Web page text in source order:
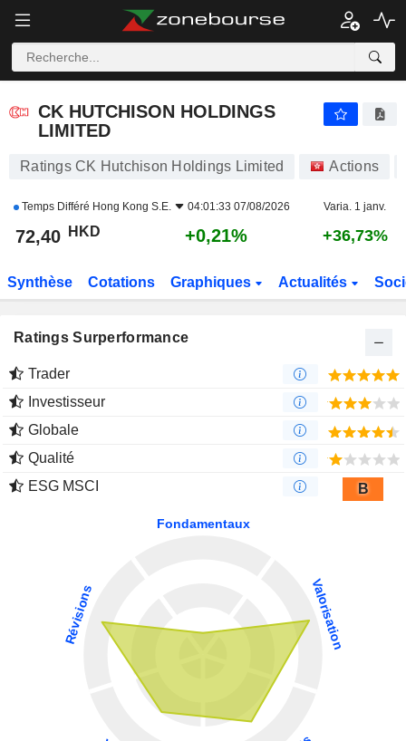
CK HUTCHISON HOLDINGS
LIMITED
Ratings CK Hutchison Holdings Limited Actions
Temps Différé Hong Kong S.E. 04:01:33 07/08/2026 Varia. 1 janv.
72,40 HKD +0,21% +36,73%
Synthèse Cotations Graphiques Actualités
Ratings Surperformance
Trader
Investisseur
Globale
Qualité
ESG MSCI
B